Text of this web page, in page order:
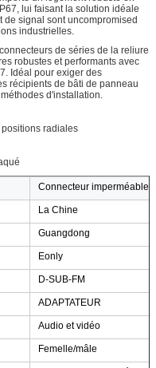
lui faisant la solution idéale
signal sont uncompromised
industrielles.
de séries de la reliure
robustes et performants avec
Idéal pour exiger des
récipients de bâti de panneau
d'installation.
radiales
Connecteur imperméable
La Chine
Guangdong
Eonly
D-SUB-FM
ADAPTATEUR
Audio et vidéo
Femelle/mâle